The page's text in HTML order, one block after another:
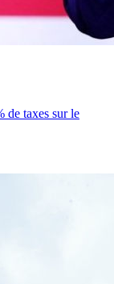
de taxes sur le